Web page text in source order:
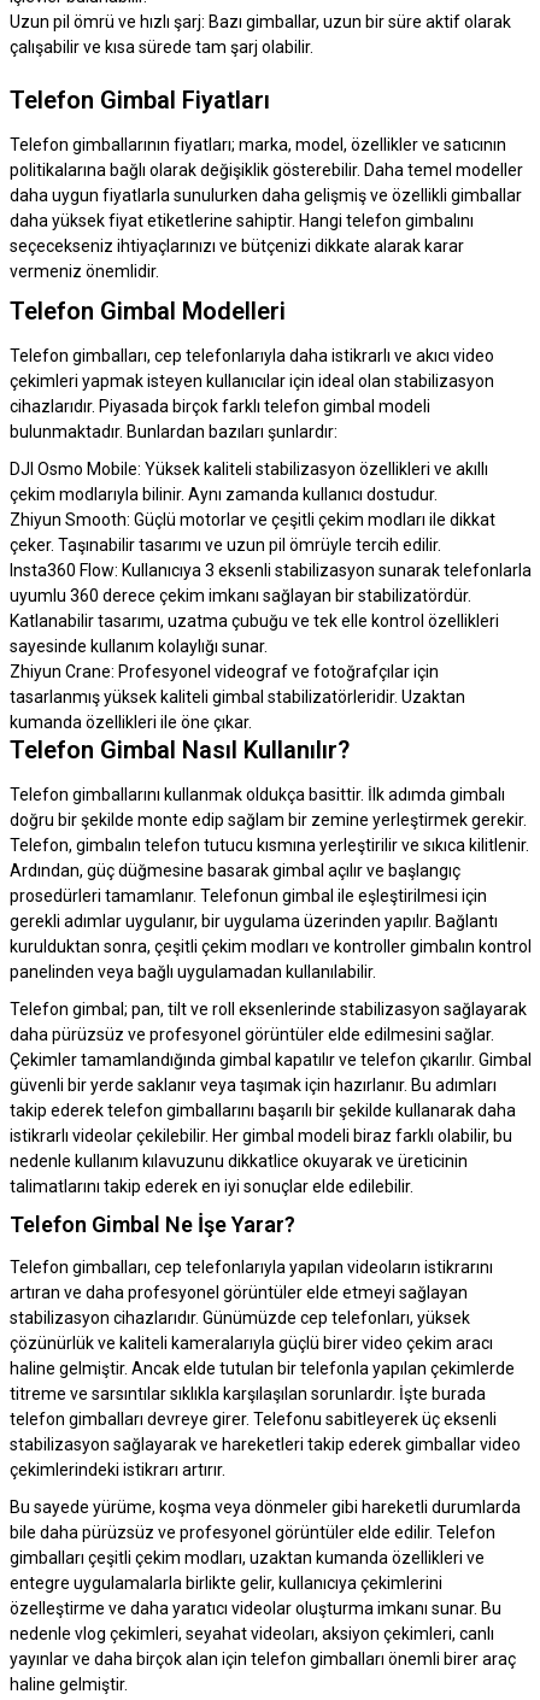
Uzun pil ömrü ve hızlı şarj: Bazı gimballar, uzun bir süre aktif olarak
çalışabilir ve kısa sürede tam şarj olabilir.
Telefon Gimbal Fiyatları
Telefon gimballarının fiyatları; marka, model, özellikler ve satıcının
politikalarına bağlı olarak değişiklik gösterebilir. Daha temel modeller
daha uygun fiyatlarla sunulurken daha gelişmiş ve özellikli gimballar
daha yüksek fiyat etiketlerine sahiptir. Hangi telefon gimbalını
seçecekseniz ihtiyaçlarınızı ve bütçenizi dikkate alarak karar
vermeniz önemlidir.
Telefon Gimbal Modelleri
Telefon gimbalları, cep telefonlarıyla daha istikrarlı ve akıcı video
çekimleri yapmak isteyen kullanıcılar için ideal olan stabilizasyon
cihazlarıdır. Piyasada birçok farklı telefon gimbal modeli
bulunmaktadır. Bunlardan bazıları şunlardır:
DJI Osmo Mobile: Yüksek kaliteli stabilizasyon özellikleri ve akıllı
çekim modlarıyla bilinir. Aynı zamanda kullanıcı dostudur.
Zhiyun Smooth: Güçlü motorlar ve çeşitli çekim modları ile dikkat
çeker. Taşınabilir tasarımı ve uzun pil ömrüyle tercih edilir.
Insta360 Flow: Kullanıcıya 3 eksenli stabilizasyon sunarak telefonlarla
uyumlu 360 derece çekim imkanı sağlayan bir stabilizatördür.
Katlanabilir tasarımı, uzatma çubuğu ve tek elle kontrol özellikleri
sayesinde kullanım kolaylığı sunar.
Zhiyun Crane: Profesyonel videograf ve fotoğrafçılar için
tasarlanmış yüksek kaliteli gimbal stabilizatörleridir. Uzaktan
kumanda özellikleri ile öne çıkar.
Telefon Gimbal Nasıl Kullanılır?
Telefon gimballarını kullanmak oldukça basittir. İlk adımda gimbalı
doğru bir şekilde monte edip sağlam bir zemine yerleştirmek gerekir.
Telefon, gimbalın telefon tutucu kısmına yerleştirilir ve sıkıca kilitlenir.
Ardından, güç düğmesine basarak gimbal açılır ve başlangıç
prosedürleri tamamlanır. Telefonun gimbal ile eşleştirilmesi için
gerekli adımlar uygulanır, bir uygulama üzerinden yapılır. Bağlantı
kurulduktan sonra, çeşitli çekim modları ve kontroller gimbalın kontrol
panelinden veya bağlı uygulamadan kullanılabilir.
Telefon gimbal; pan, tilt ve roll eksenlerinde stabilizasyon sağlayarak
daha pürüzsüz ve profesyonel görüntüler elde edilmesini sağlar.
Çekimler tamamlandığında gimbal kapatılır ve telefon çıkarılır. Gimbal
güvenli bir yerde saklanır veya taşımak için hazırlanır. Bu adımları
takip ederek telefon gimballarını başarılı bir şekilde kullanarak daha
istikrarlı videolar çekilebilir. Her gimbal modeli biraz farklı olabilir, bu
nedenle kullanım kılavuzunu dikkatlice okuyarak ve üreticinin
talimatlarını takip ederek en iyi sonuçlar elde edilebilir.
Telefon Gimbal Ne İşe Yarar?
Telefon gimbalları, cep telefonlarıyla yapılan videoların istikrarını
artıran ve daha profesyonel görüntüler elde etmeyi sağlayan
stabilizasyon cihazlarıdır. Günümüzde cep telefonları, yüksek
çözünürlük ve kaliteli kameralarıyla güçlü birer video çekim aracı
haline gelmiştir. Ancak elde tutulan bir telefonla yapılan çekimlerde
titreme ve sarsıntılar sıklıkla karşılaşılan sorunlardır. İşte burada
telefon gimbalları devreye girer. Telefonu sabitleyerek üç eksenli
stabilizasyon sağlayarak ve hareketleri takip ederek gimballar video
çekimlerindeki istikrarı artırır.
Bu sayede yürüme, koşma veya dönmeler gibi hareketli durumlarda
bile daha pürüzsüz ve profesyonel görüntüler elde edilir. Telefon
gimbalları çeşitli çekim modları, uzaktan kumanda özellikleri ve
entegre uygulamalarla birlikte gelir, kullanıcıya çekimlerini
özelleştirme ve daha yaratıcı videolar oluşturma imkanı sunar. Bu
nedenle vlog çekimleri, seyahat videoları, aksiyon çekimleri, canlı
yayınlar ve daha birçok alan için telefon gimbalları önemli birer araç
haline gelmiştir.